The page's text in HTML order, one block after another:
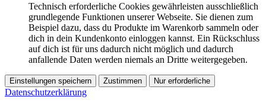
Technisch erforderliche Cookies gewährleisten ausschließlich
grundlegende Funktionen unserer Webseite. Sie dienen zum
Beispiel dazu, dass du Produkte im Warenkorb sammeln oder
dich in dein Kundenkonto einloggen kannst. Ein Rückschluss
auf dich ist für uns dadurch nicht möglich und dadurch
anfallende Daten werden niemals an Dritte weitergegeben.
Einstellungen speichern Zustimmen Nur erforderliche
Datenschutzerklärung